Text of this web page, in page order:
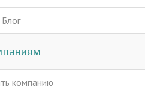
Блог
компанию